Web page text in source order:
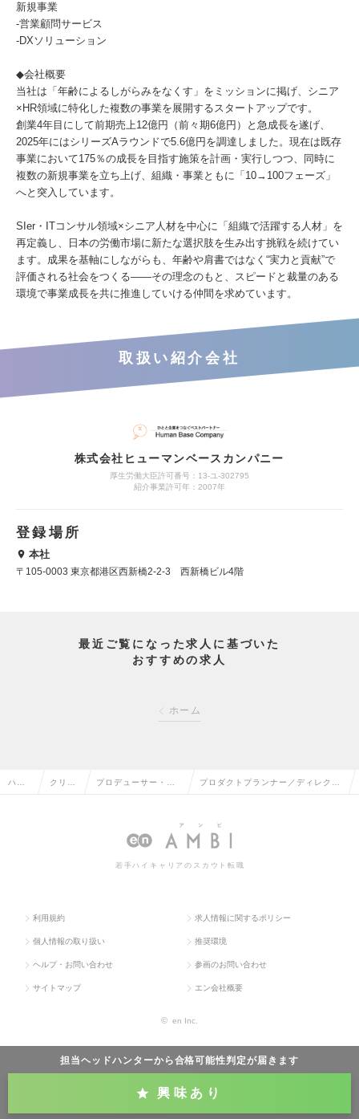
新規事業
-営業顧問サービス
-DXソリューション
◆会社概要
当社は「年齢によるしがらみをなくす」をミッションに掲げ、シニア
×HR領域に特化した複数の事業を展開するスタートアップです。
創業4年目にして前期売上12億円（前々期6億円）と急成長を遂げ、
2025年にはシリーズAラウンドで5.6億円を調達しました。現在は既存
事業において175％の成長を目指す施策を計画・実行しつつ、同時に
複数の新規事業を立ち上げ、組織・事業ともに「10→100フェーズ」
へと突入しています。
SIer・ITコンサル領域×シニア人材を中心に「組織で活躍する人材」を
再定義し、日本の労働市場に新たな選択肢を生み出す挑戦を続けてい
ます。成果を基軸にしながらも、年齢や肩書ではなく“実力と貢献”で
評価される社会をつくる――その理念のもと、スピードと裁量のある
環境で事業成長を共に推進していける仲間を求めています。
取扱い紹介会社
株式会社ヒューマンベースカンパニー
厚生労働大臣許可番号：13-ユ-302795
紹介事業許可年：2007年
登録場所
本社
〒105-0003 東京都港区西新橋2-2-3 西新橋ビル4階
最近ご覧になった求人に基づいた
おすすめの求人
ホーム
担当ヘッドハンターから合格可能性判定が届きます
興味あり
ハイ クリエ プロデューサー・デ
モバイル・ゲーム関
連）の転職
プロダクトプランナー／ディレクタ
推進◆進行ディレクション◆リモー
若手ハイキャリアのスカウト転職
利用規約 求人情報に関するポリシー
個人情報の取り扱い 推奨環境
ヘルプ・お問い合わせ 参画のお問い合わせ
サイトマップ エン会社概要
© en Inc.